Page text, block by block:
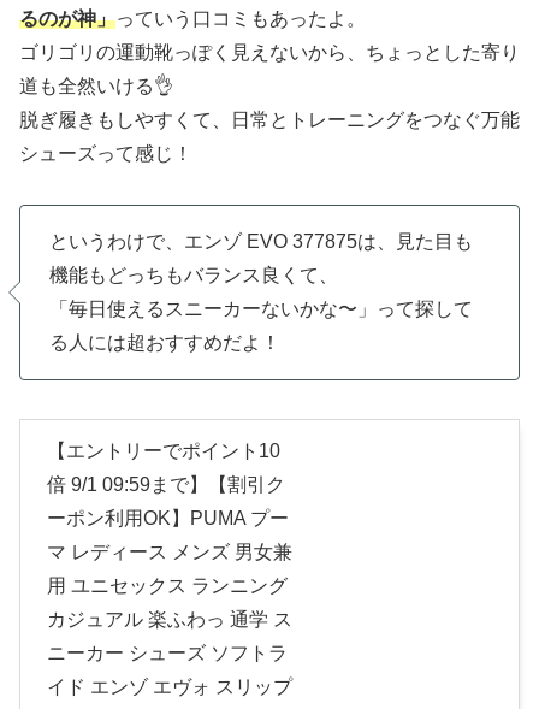
るのが神」っていう口コミもあったよ。
ゴリゴリの運動靴っぽく見えないから、ちょっとした寄り
道も全然いける👌
脱ぎ履きもしやすくて、日常とトレーニングをつなぐ万能
シューズって感じ！
というわけで、エンゾ EVO 377875は、見た目も
機能もどっちもバランス良くて、
「毎日使えるスニーカーないかな〜」って探して
る人には超おすすめだよ！
【エントリーでポイント10
倍 9/1 09:59まで】【割引ク
ーポン利用OK】PUMA プー
マ レディース メンズ 男女兼
用 ユニセックス ランニング
カジュアル 楽ふわっ 通学 ス
ニーカー シューズ ソフトラ
イド エンゾ エヴォ スリップ